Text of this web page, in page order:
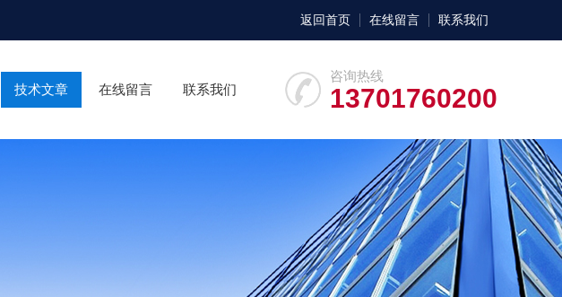
返回首页 在线留言 联系我们
咨询热线
13701760200
技术文章 在线留言 联系我们